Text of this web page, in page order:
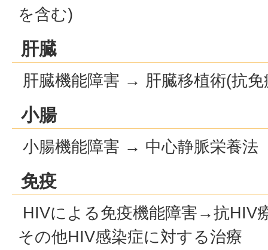
を含む)
肝臓
肝臓機能障害 → 肝臓移植術(抗
小腸
小腸機能障害 → 中心静脈栄養法
免疫
HIVによる免疫機能障害→抗HIV
その他HIV感染症に対する治療